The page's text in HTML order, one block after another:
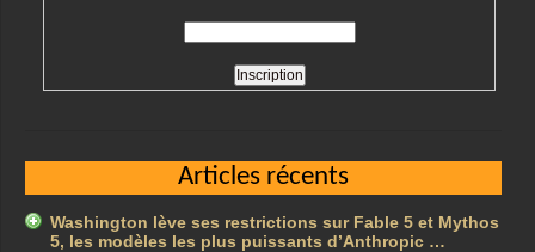
Articles récents
Washington lève ses restrictions sur Fable 5 et Mythos
5, les modèles les plus puissants d’Anthropic …